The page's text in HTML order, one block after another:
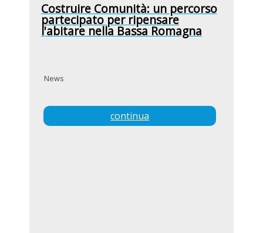
Costruire Comunità: un percorso
partecipato per ripensare
l'abitare nella Bassa Romagna
News
continua